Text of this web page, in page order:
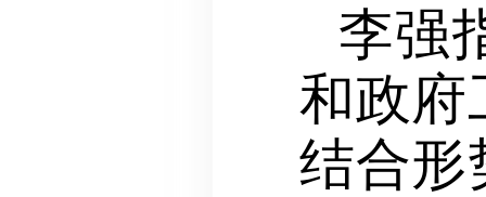
李强
和政府
结合形